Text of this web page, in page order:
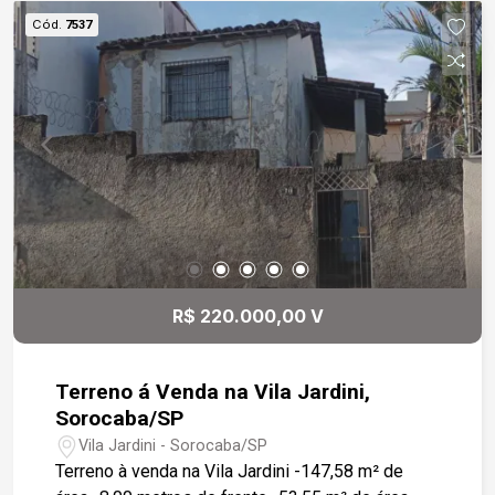
Cód. 7537
R$ 220.000,00 V
Terreno á Venda na Vila Jardini,
Sorocaba/SP
Vila Jardini - Sorocaba/SP
Terreno à venda na Vila Jardini -147,58 m² de